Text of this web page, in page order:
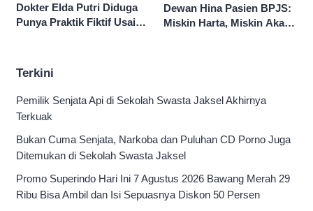
Dokter Elda Putri Diduga
Punya Praktik Fiktif Usai
Dewan Hina Pasien BPJS:
Miskin Harta, Miskin Akal
Terkini
Pemilik Senjata Api di Sekolah Swasta Jaksel Akhirnya
Terkuak
Bukan Cuma Senjata, Narkoba dan Puluhan CD Porno Juga
Ditemukan di Sekolah Swasta Jaksel
Promo Superindo Hari Ini 7 Agustus 2026 Bawang Merah 29
Ribu Bisa Ambil dan Isi Sepuasnya Diskon 50 Persen